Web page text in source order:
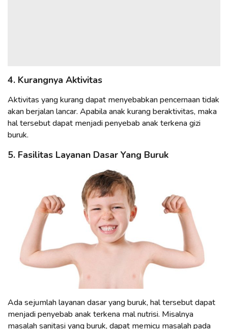
4. Kurangnya Aktivitas
Aktivitas yang kurang dapat menyebabkan pencernaan tidak
akan berjalan lancar. Apabila anak kurang beraktivitas, maka
hal tersebut dapat menjadi penyebab anak terkena gizi
buruk.
5. Fasilitas Layanan Dasar Yang Buruk
Ada sejumlah layanan dasar yang buruk, hal tersebut dapat
menjadi penyebab anak terkena mal nutrisi. Misalnya
masalah sanitasi yang buruk, dapat memicu masalah pada